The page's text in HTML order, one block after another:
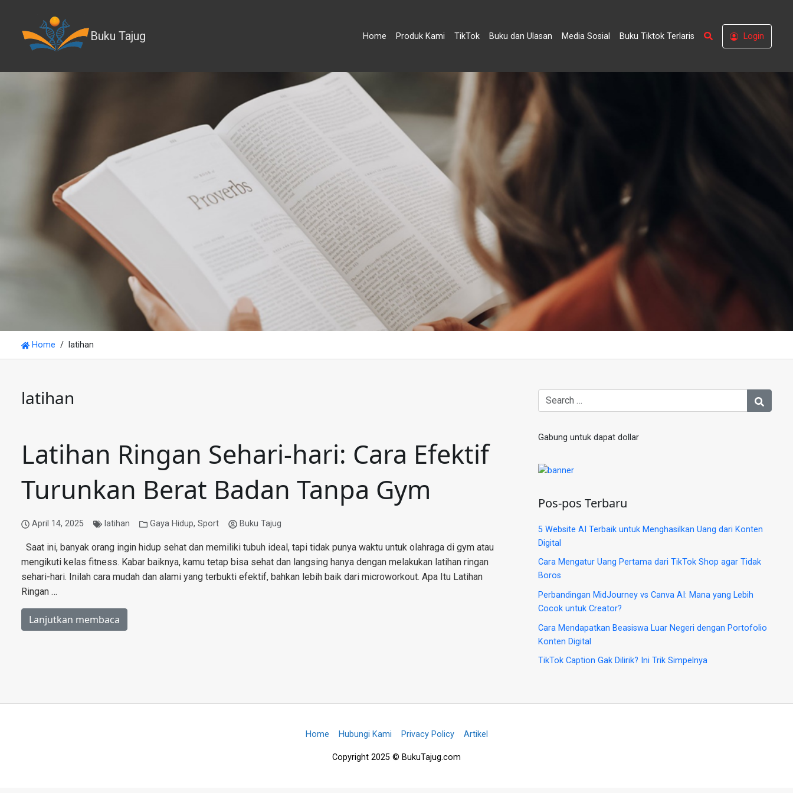
Buku Tajug Home Produk Kami TikTok Buku dan Ulasan Media Sosial Buku Tiktok Terlaris Search Login
Home latihan
latihan
Latihan Ringan Sehari-hari: Cara Efektif
Turunkan Berat Badan Tanpa Gym
April 14, 2025 latihan Gaya Hidup,Sport Buku Tajug
Saat ini, banyak orang ingin hidup sehat dan memiliki tubuh ideal, tapi tidak punya waktu untuk olahraga di gym atau
mengikuti kelas fitness. Kabar baiknya, kamu tetap bisa sehat dan langsing hanya dengan melakukan latihan ringan
sehari-hari. Inilah cara mudah dan alami yang terbukti efektif, bahkan lebih baik dari microworkout. Apa Itu Latihan
Ringan …
Lanjutkan membaca
Gabung untuk dapat dollar
Pos-pos Terbaru
5 Website AI Terbaik untuk Menghasilkan Uang dari Konten
Digital
Cara Mengatur Uang Pertama dari TikTok Shop agar Tidak
Boros
Perbandingan MidJourney vs Canva AI: Mana yang Lebih
Cocok untuk Creator?
Cara Mendapatkan Beasiswa Luar Negeri dengan Portofolio
Konten Digital
TikTok Caption Gak Dilirik? Ini Trik Simpelnya
Home Hubungi Kami Privacy Policy Artikel
Copyright 2025 © BukuTajug.com